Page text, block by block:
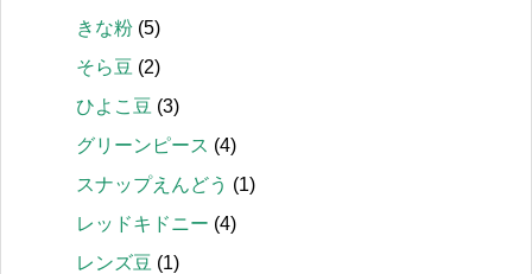
きな粉 (5)
そら豆 (2)
ひよこ豆 (3)
グリーンピース (4)
スナップえんどう (1)
レッドキドニー (4)
レンズ豆 (1)